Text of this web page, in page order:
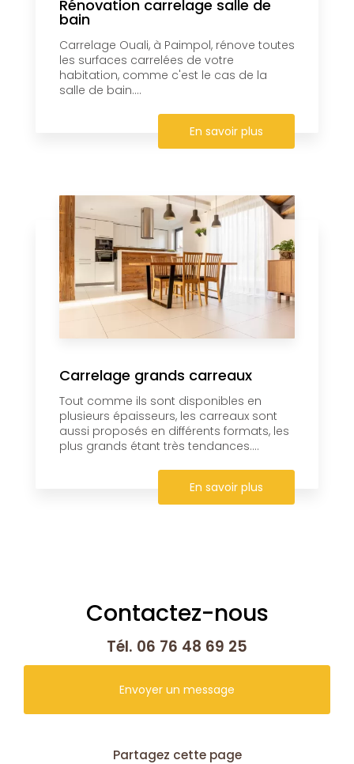
Rénovation carrelage salle de
bain
Carrelage Ouali, à Paimpol, rénove toutes
les surfaces carrelées de votre
habitation, comme c'est le cas de la
salle de bain....
En savoir plus
Carrelage grands carreaux
Tout comme ils sont disponibles en
plusieurs épaisseurs, les carreaux sont
aussi proposés en différents formats, les
plus grands étant très tendances....
En savoir plus
Contactez-nous
Tél. 06 76 48 69 25
Envoyer un message
Partagez cette page